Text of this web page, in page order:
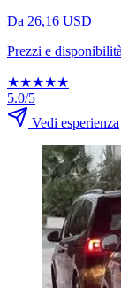
Da 26,16 USD
Prezzi e
★★★★★
5.0/5
Vedi esperienza